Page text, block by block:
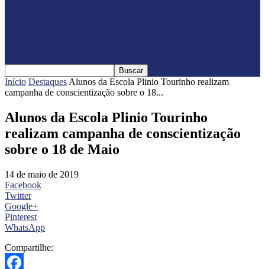
Início Destaques Alunos da Escola Plinio Tourinho realizam
campanha de conscientização sobre o 18...
Alunos da Escola Plinio Tourinho
realizam campanha de conscientização
sobre o 18 de Maio
14 de maio de 2019
Facebook
Twitter
Google+
Pinterest
WhatsApp
Compartilhe: